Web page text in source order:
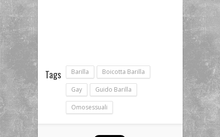
Tags Barilla Boicotta Barilla
Gay Guido Barilla
Omosessuali